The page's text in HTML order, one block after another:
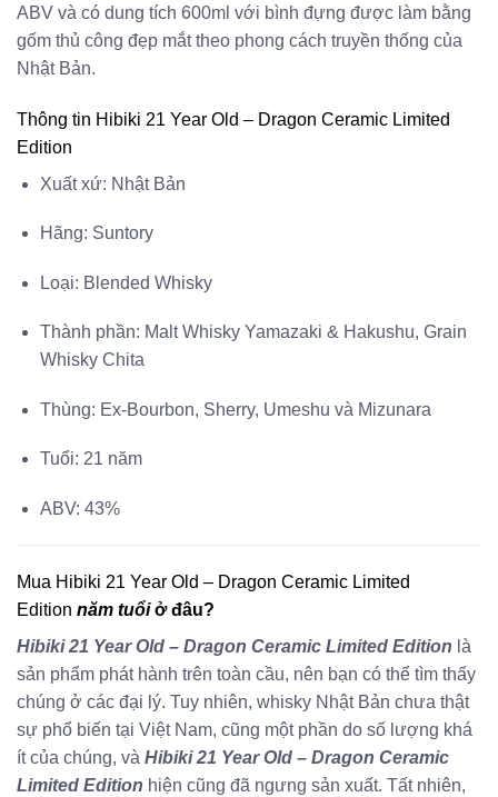
ABV và có dung tích 600ml với bình đựng được làm bằng
gốm thủ công đẹp mắt theo phong cách truyền thống của
Nhật Bản.
Thông tin Hibiki 21 Year Old – Dragon Ceramic Limited
Edition
Xuất xứ: Nhật Bản
Hãng: Suntory
Loại: Blended Whisky
Thành phần: Malt Whisky Yamazaki & Hakushu, Grain
Whisky Chita
Thùng: Ex-Bourbon, Sherry, Umeshu và Mizunara
Tuổi: 21 năm
ABV: 43%
Mua Hibiki 21 Year Old – Dragon Ceramic Limited
Edition năm tuổiở đâu?
Hibiki 21 Year Old – Dragon Ceramic Limited Edition là
sản phẩm phát hành trên toàn cầu, nên bạn có thể tìm thấy
chúng ở các đại lý. Tuy nhiên, whisky Nhật Bản chưa thật
sự phổ biến tại Việt Nam, cũng một phần do số lượng khá
ít của chúng, và Hibiki 21 Year Old – Dragon Ceramic
Limited Edition hiện cũng đã ngưng sản xuất. Tất nhiên,